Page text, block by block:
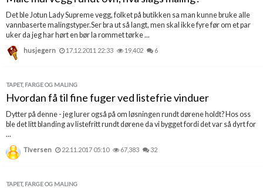
Det ble Jotun Lady Supreme vegg, folket på butikken sa man kunne bruke alle
vannbaserte malingstyper.Ser bra ut så langt, men skal ikke fyre før om et par
uker da jeg har hørt en bør la rommet tørke ...
husjegern 17.12.2011 22:33 19,402 6
TAPET, FARGE OG MALING
Hvordan få til fine fuger ved listefrie vinduer
Dytter på denne - jeg lurer også på om løsningen rundt dørene holdt? Hos oss
ble det litt blanding av listefritt rundt dørene da vi bygget fordi det var så dyrt for
...
TIversen 22.11.2017 05:10 67,383 32
TAPET, FARGE OG MALING